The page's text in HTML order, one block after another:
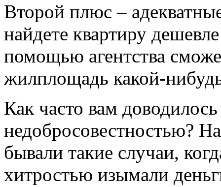
Второй плюс –
найдете квартиру
помощью агентства
жилплощадь какой-
Как часто вам доводилось
недобросовестностью?
бывали такие случаи,
хитростью изымали